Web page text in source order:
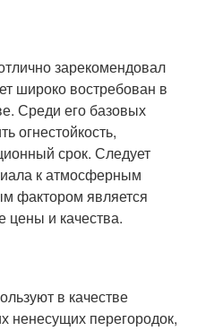
зарекомендовал
широко востребован в
Среди его базовых
огнестойкость,
срок. Следует
к атмосферным
фактором является
цены и качества.
в качестве
ненесущих перегородок,